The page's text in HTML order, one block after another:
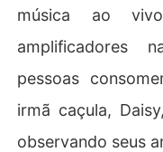
música ao
amplificadores
pessoas
irmã caçula,
observando seus